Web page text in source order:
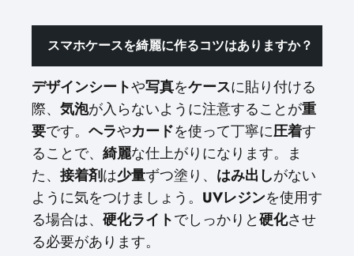
スマホケースを綺麗に作るコツはありますか？
デザインシートや写真をケースに貼り付ける
際、 気泡が入らないように注意することが重
要です。 ヘラやカードを使って丁寧に圧着す
ることで、 綺麗な仕上がりになります。ま
た、 接着剤は少量ずつ塗り、 はみ出しがない
ように気をつけましょう。 UVレジンを使用す
る場合は、 硬化ライトでしっかりと硬化させ
る必要があります。